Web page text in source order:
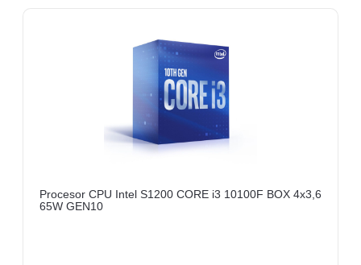
Procesor CPU Intel S1200 CORE i3 10100F BOX 4x3,6
65W GEN10